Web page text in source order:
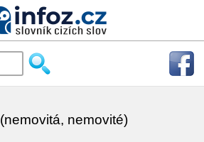
(nemovitá, nemovité)